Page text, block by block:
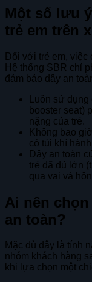
Một số lưu
trẻ em trên
Đối với trẻ em, việc
Hệ thống SBR chỉ
đảm bảo dây an
Luôn sử
booster seat)
nặng của trẻ.
Không bao
có túi khí
Dây an toàn
trẻ đã đủ lớn
qua vai và
Ai nên
an toàn?
Mặc dù đây là tính
nhóm khách hàng
khi lựa chọn một